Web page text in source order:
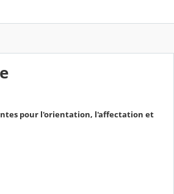
pour l'orientation, l'affectation et